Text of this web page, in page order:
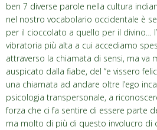
ben 7 diverse parole nella cultura
nel nostro vocabolario occidentale è
per il cioccolato a quello per il divino…
vibratoria più alta a cui accediamo
attraverso la chiamata di sensi, ma va
auspicato dalla fiabe, del “e vissero
una chiamata ad andare oltre l’ego
psicologia transpersonale, a
forza che ci fa sentire di essere parte
ma molto di più di questo involucro di